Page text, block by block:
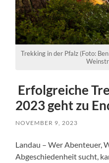
Trekking in der Pfalz (Foto:
Erfolgreiche
2023 geht zu
NOVEMBER 9, 2023
Landau – Wer Abenteuer,
Abgeschiedenheit sucht,